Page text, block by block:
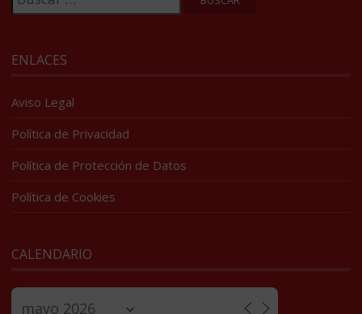
ENLACES
Aviso Legal
Política de Privacidad
Política de Protección de Datos
Política de Cookies
CALENDARIO